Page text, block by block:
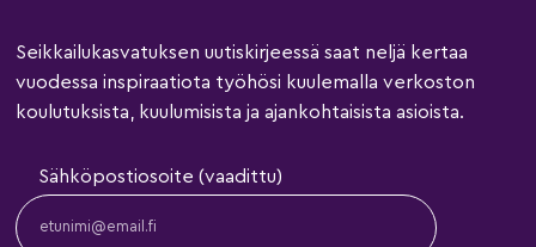
Seikkailukasvatuksen uutiskirjeessä saat neljä kertaa
vuodessa inspiraatiota työhösi kuulemalla verkoston
koulutuksista, kuulumisista ja ajankohtaisista asioista.
Sähköpostiosoite (vaadittu)